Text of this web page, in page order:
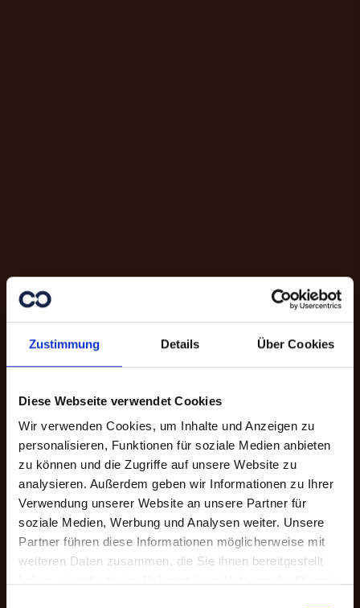
Zustimmung Details Über Cookies
Diese Webseite verwendet Cookies
Wir verwenden Cookies, um Inhalte und Anzeigen zu
personalisieren, Funktionen für soziale Medien anbieten
zu können und die Zugriffe auf unsere Website zu
analysieren. Außerdem geben wir Informationen zu Ihrer
Verwendung unserer Website an unsere Partner für
soziale Medien, Werbung und Analysen weiter. Unsere
Partner führen diese Informationen möglicherweise mit
weiteren Daten zusammen, die Sie ihnen bereitgestellt
Danke für Ihre
Unterstützung.
Mit Ihrer Online-Spende unterstützen
Sie Menschen in Not. Sie haben die